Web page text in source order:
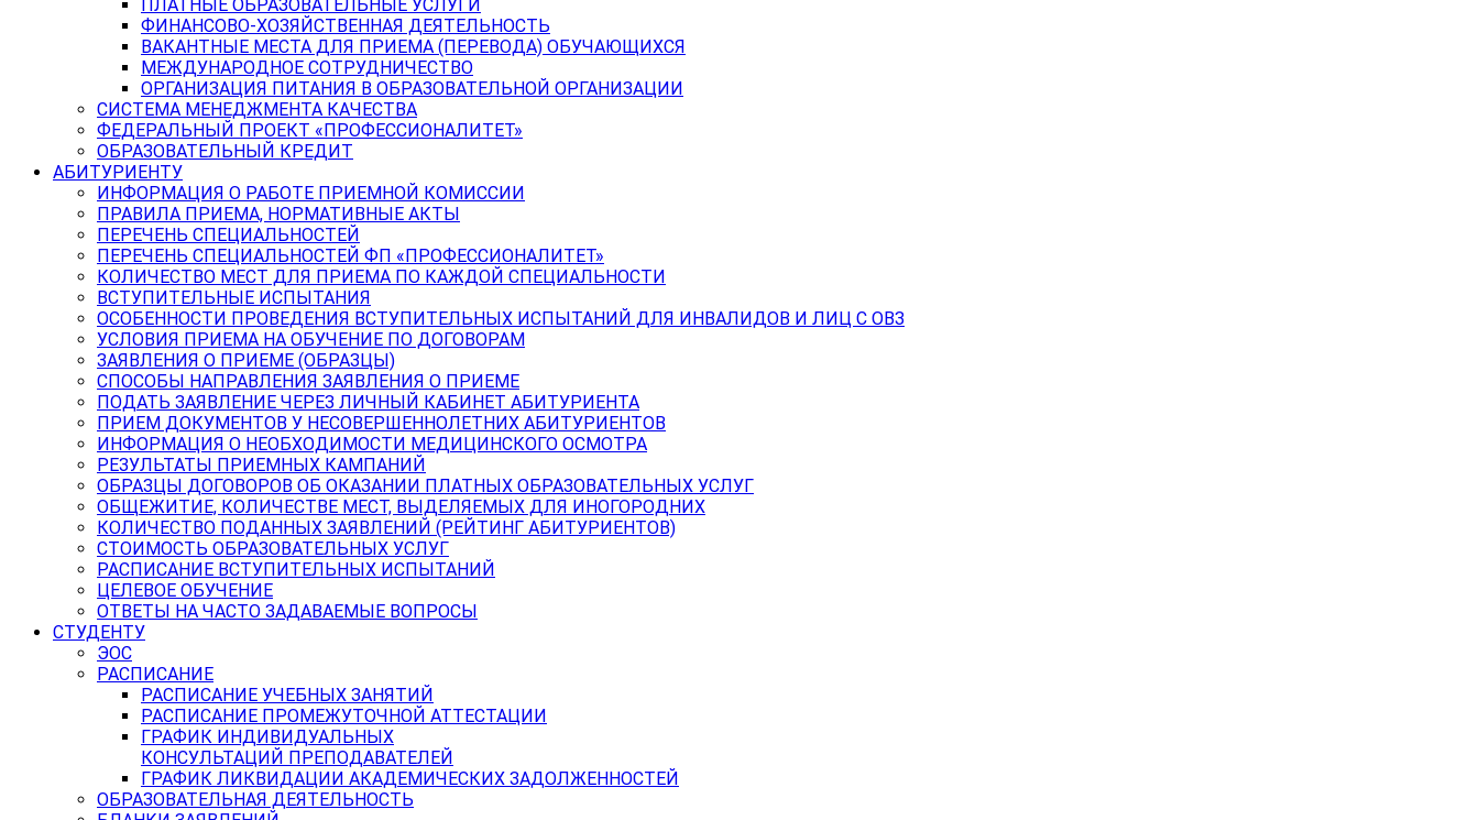
ПЛАТНЫЕ ОБРАЗОВАТЕЛЬНЫЕ УСЛУГИ
ФИНАНСОВО-ХОЗЯЙСТВЕННАЯ ДЕЯТЕЛЬНОСТЬ
ВАКАНТНЫЕ МЕСТА ДЛЯ ПРИЕМА (ПЕРЕВОДА) ОБУЧАЮЩИХСЯ
МЕЖДУНАРОДНОЕ СОТРУДНИЧЕСТВО
ОРГАНИЗАЦИЯ ПИТАНИЯ В ОБРАЗОВАТЕЛЬНОЙ ОРГАНИЗАЦИИ
СИСТЕМА МЕНЕДЖМЕНТА КАЧЕСТВА
ФЕДЕРАЛЬНЫЙ ПРОЕКТ «ПРОФЕССИОНАЛИТЕТ»
ОБРАЗОВАТЕЛЬНЫЙ КРЕДИТ
АБИТУРИЕНТУ
ИНФОРМАЦИЯ О РАБОТЕ ПРИЕМНОЙ КОМИССИИ
ПРАВИЛА ПРИЕМА, НОРМАТИВНЫЕ АКТЫ
ПЕРЕЧЕНЬ СПЕЦИАЛЬНОСТЕЙ
ПЕРЕЧЕНЬ СПЕЦИАЛЬНОСТЕЙ ФП «ПРОФЕССИОНАЛИТЕТ»
КОЛИЧЕСТВО МЕСТ ДЛЯ ПРИЕМА ПО КАЖДОЙ СПЕЦИАЛЬНОСТИ
ВСТУПИТЕЛЬНЫЕ ИСПЫТАНИЯ
ОСОБЕННОСТИ ПРОВЕДЕНИЯ ВСТУПИТЕЛЬНЫХ ИСПЫТАНИЙ ДЛЯ ИНВАЛИДОВ И ЛИЦ С ОВЗ
УСЛОВИЯ ПРИЕМА НА ОБУЧЕНИЕ ПО ДОГОВОРАМ
ЗАЯВЛЕНИЯ О ПРИЕМЕ (ОБРАЗЦЫ)
СПОСОБЫ НАПРАВЛЕНИЯ ЗАЯВЛЕНИЯ О ПРИЕМЕ
ПОДАТЬ ЗАЯВЛЕНИЕ ЧЕРЕЗ ЛИЧНЫЙ КАБИНЕТ АБИТУРИЕНТА
ПРИЕМ ДОКУМЕНТОВ У НЕСОВЕРШЕННОЛЕТНИХ АБИТУРИЕНТОВ
ИНФОРМАЦИЯ О НЕОБХОДИМОСТИ МЕДИЦИНСКОГО ОСМОТРА
РЕЗУЛЬТАТЫ ПРИЕМНЫХ КАМПАНИЙ
ОБРАЗЦЫ ДОГОВОРОВ ОБ ОКАЗАНИИ ПЛАТНЫХ ОБРАЗОВАТЕЛЬНЫХ УСЛУГ
ОБЩЕЖИТИЕ, КОЛИЧЕСТВЕ МЕСТ, ВЫДЕЛЯЕМЫХ ДЛЯ ИНОГОРОДНИХ
КОЛИЧЕСТВО ПОДАННЫХ ЗАЯВЛЕНИЙ (РЕЙТИНГ АБИТУРИЕНТОВ)
СТОИМОСТЬ ОБРАЗОВАТЕЛЬНЫХ УСЛУГ
РАСПИСАНИЕ ВСТУПИТЕЛЬНЫХ ИСПЫТАНИЙ
ЦЕЛЕВОЕ ОБУЧЕНИЕ
ОТВЕТЫ НА ЧАСТО ЗАДАВАЕМЫЕ ВОПРОСЫ
СТУДЕНТУ
ЭОС
РАСПИСАНИЕ
РАСПИСАНИЕ УЧЕБНЫХ ЗАНЯТИЙ
РАСПИСАНИЕ ПРОМЕЖУТОЧНОЙ АТТЕСТАЦИИ
ГРАФИК ИНДИВИДУАЛЬНЫХ
КОНСУЛЬТАЦИЙ ПРЕПОДАВАТЕЛЕЙ
ГРАФИК ЛИКВИДАЦИИ АКАДЕМИЧЕСКИХ ЗАДОЛЖЕННОСТЕЙ
ОБРАЗОВАТЕЛЬНАЯ ДЕЯТЕЛЬНОСТЬ